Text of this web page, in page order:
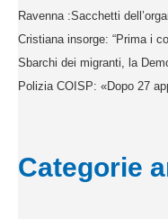
Ravenna :Sacchetti
Cristiana insorge: “Prima i
Sbarchi dei migranti, la
Polizia COISP: «Dopo 27
Categorie